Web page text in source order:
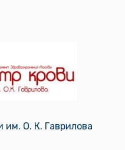
им. О. К. Гаврилова